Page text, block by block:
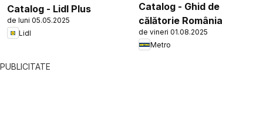
Catalog - Lidl Plus
de luni 05.05.2025
Lidl
Catalog - Ghid de
călătorie România
de vineri 01.08.2025
Metro
PUBLICITATE